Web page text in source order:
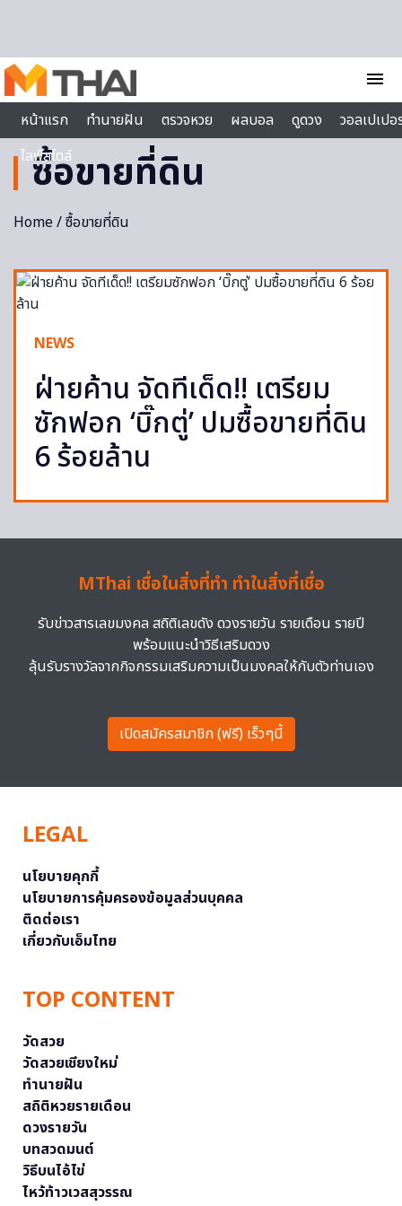
menu
หน้าแรก
ทำนายฝัน ตรวจหวย ผลบอล ดูดวง
วอลเปเป
ไลฟ์สไตล์
ซื้อขายที่ดิน
Home/ ซื้อขายที่ดิน
NEWS
ฝ่ายค้าน จัดทีเด็ด!! เตรียม
ซักฟอก ‘บิ๊กตู่’ ปมซื้อขายที่ดิน
6 ร้อยล้าน
MThai เชื่อในสิ่งที่ทำ ทำในสิ่งที่เชื่อ
รับข่าวสารเลขมงคล สถิติเลขดัง ดวงรายวัน รายเดือน รายปี
พร้อมแนะนำวิธีเสริมดวง
ลุ้นรับรางวัลจากกิจกรรมเสริมความเป็นมงคลให้กับตัวท่านเอง
เปิดสมัครสมาชิก (ฟรี) เร็วๆนี้
LEGAL
นโยบายคุกกี้
นโยบายการคุ้มครองข้อมูลส่วนบุคคล
ติดต่อเรา
เกี่ยวกับเอ็มไทย
TOP CONTENT
วัดสวย
วัดสวยเชียงใหม่
ทำนายฝัน
สถิติหวยรายเดือน
ดวงรายวัน
บทสวดมนต์
วิธีบนไอ้ไข่
ไหว้ท้าวเวสสุวรรณ